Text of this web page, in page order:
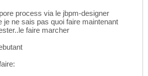
process via le jbpm-designer
je ne sais pas quoi faire maintenant
faire marcher